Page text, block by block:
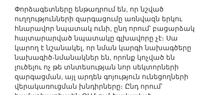
Փորձագետները ենթադրում են, որ նշված
ուղղությունների զարգացումը առնվազն երկու
հնարավոր նպատակ ունի, ընդ որում՝ բացարձակ
հայտարարված նպատակը գլխավորը չէ։ Սա
կարող է նշանակել, որ նման կարգի նախագծերը
նախագիծ-նմանակներ են, որոնք կոչված են
լուծելու ոչ թե տնտեսության նոր սեկտորների
զարգացման, այլ արդեն գոյություն ունեցողների
վերակառուցման խնդիրները։ Ընդ որում՝